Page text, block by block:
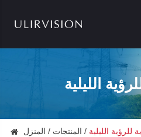
الليلية
المنزل المنتجات للرؤية الليلية